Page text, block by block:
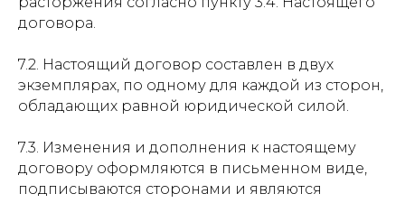
договора.
7.2. Настоящий договор составлен в двух
экземплярах, по одному для каждой из сторон,
обладающих равной юридической силой.
7.3. Изменения и дополнения к настоящему
договору оформляются в письменном виде,
подписываются сторонами и являются